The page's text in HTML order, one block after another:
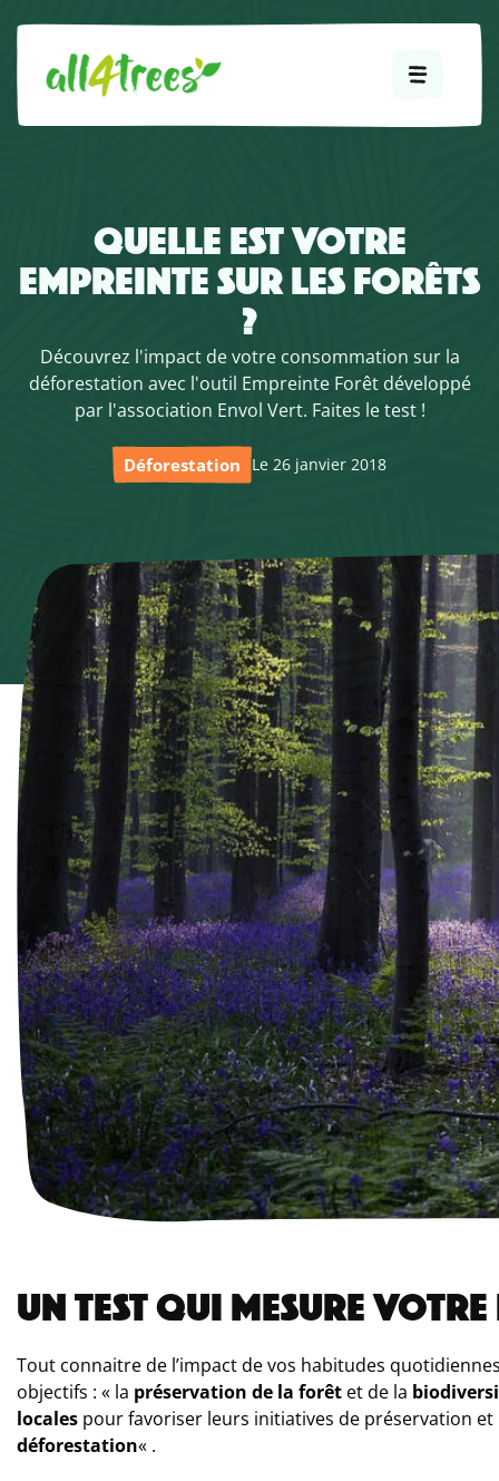
QUELLE EST VOTRE
EMPREINTE SUR LES FORÊTS
?
Découvrez l'impact de votre consommation sur la
déforestation avec l'outil Empreinte Forêt développé
par l'association Envol Vert. Faites le test !
Déforestation Le 26 janvier 2018
UN TEST QUI MESURE
Tout connaitre de l’impact de vos habitudes
objectifs : « la préservation de la forêt et de la
locales pour favoriser leurs initiatives de préservation
déforestation« .